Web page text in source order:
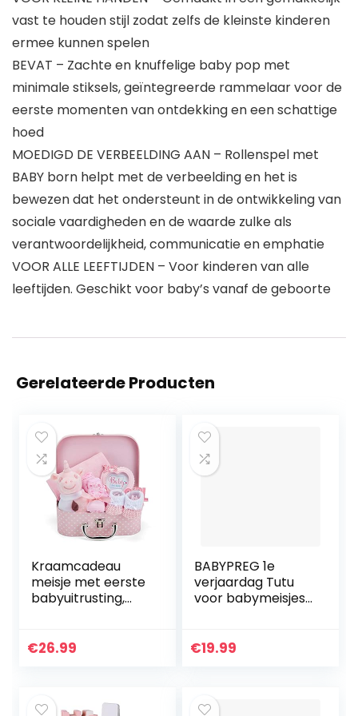
vast te houden stijl zodat zelfs de kleinste kinderen
ermee kunnen spelen
BEVAT – Zachte en knuffelige baby pop met
minimale stiksels, geïntegreerde rammelaar voor de
eerste momenten van ontdekking en een schattige
hoed
MOEDIGD DE VERBEELDING AAN – Rollenspel met
BABY born helpt met de verbeelding en het is
bewezen dat het ondersteunt in de ontwikkeling van
sociale vaardigheden en de waarde zulke als
verantwoordelijkheid, communicatie en emphatie
VOOR ALLE LEEFTIJDEN – Voor kinderen van alle
leeftijden. Geschikt voor baby’s vanaf de geboorte
Gerelateerde Producten
Kraamcadeau
meisje met eerste
babyuitrusting,
fotolijst,
muts
€26.99
BABYPREG 1e
verjaardag Tutu
voor babymeisjes
€19.99